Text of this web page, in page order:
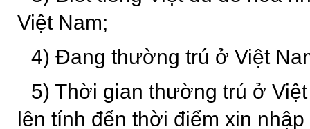
Việt Nam;
4) Đang thường trú ở Việt
5) Thời gian thường trú ở
lên tính đến thời điểm xin